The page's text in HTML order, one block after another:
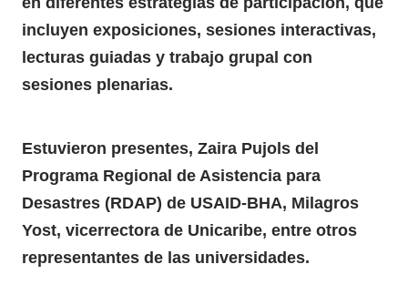
incluyen exposiciones, sesiones interactivas,
lecturas guiadas y trabajo grupal con
sesiones plenarias.
Estuvieron presentes, Zaira Pujols del
Programa Regional de Asistencia para
Desastres (RDAP) de USAID-BHA, Milagros
Yost, vicerrectora de Unicaribe, entre otros
representantes de las universidades.